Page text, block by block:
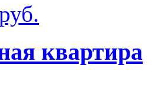
квартира